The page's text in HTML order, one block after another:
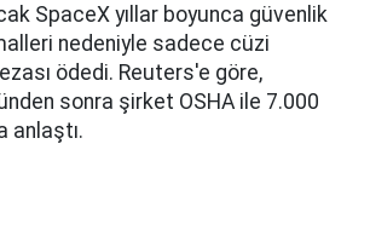
SpaceX yıllar boyunca güvenlik
nedeniyle sadece cüzi
ödedi. Reuters'e göre,
sonra şirket OSHA ile 7.000
anlaştı.